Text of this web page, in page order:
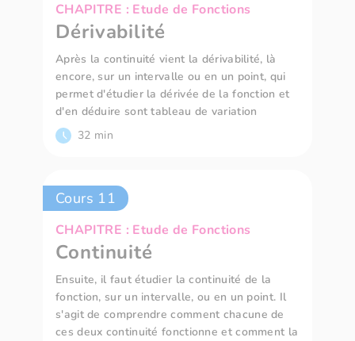
CHAPITRE : Etude de Fonctions
Dérivabilité
Après la continuité vient la dérivabilité, là
encore, sur un intervalle ou en un point, qui
permet d'étudier la dérivée de la fonction et
d'en déduire sont tableau de variation
32 min
Cours 11
CHAPITRE : Etude de Fonctions
Continuité
Ensuite, il faut étudier la continuité de la
fonction, sur un intervalle, ou en un point. Il
s'agit de comprendre comment chacune de
ces deux continuité fonctionne et comment la